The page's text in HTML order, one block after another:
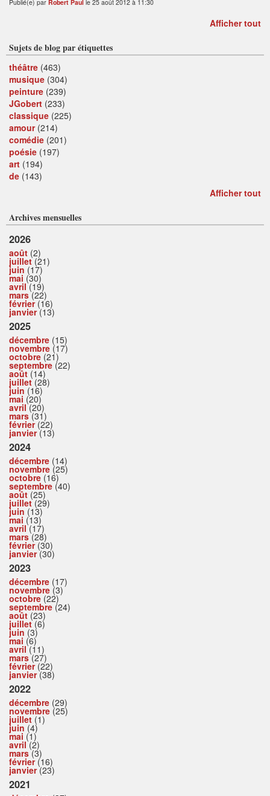
Publié(e) par Robert Paul le 25 août 2012 à 11:30
Afficher tout
Sujets de blog par étiquettes
théâtre (463)
musique (304)
peinture (239)
JGobert (233)
classique (225)
amour(214)
comédie (201)
poésie (197)
art (194)
de (143)
Afficher tout
Archives mensuelles
2026
août (2)
juillet(21)
juin (17)
mai (30)
avril(19)
mars(22)
février(16)
janvier(13)
2025
décembre (15)
novembre (17)
octobre (21)
septembre (22)
août (14)
juillet(28)
juin (16)
mai (20)
avril(20)
mars(31)
février(22)
janvier(13)
2024
décembre (14)
novembre (25)
octobre (16)
septembre (40)
août (25)
juillet(29)
juin (13)
mai (13)
avril(17)
mars(28)
février(30)
janvier(30)
2023
décembre (17)
novembre (3)
octobre (22)
septembre (24)
août (23)
juillet(6)
juin (3)
mai (6)
avril(11)
mars(27)
février(22)
janvier(38)
2022
décembre (29)
novembre (25)
juillet (1)
juin (4)
mai (1)
avril(2)
mars(3)
février(16)
janvier(23)
2021